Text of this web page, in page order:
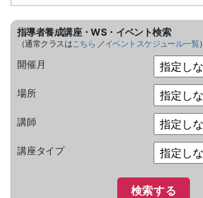
指導者養成講座・WS・イベント検索
（通常クラスはこちら ／イベントスケジュール一覧）
開催月
場所
講師
講座タイプ